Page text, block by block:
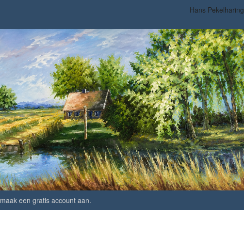
Hans Pekelharing
maak een gratis account aan.